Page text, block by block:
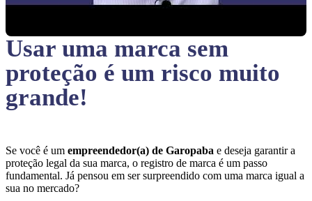
Usar uma marca sem
proteção é um risco muito
grande!
Se você é um empreendedor(a) de Garopaba e deseja garantir a
proteção legal da sua marca, o registro de marca é um passo
fundamental. Já pensou em ser surpreendido com uma marca igual a
sua no mercado?